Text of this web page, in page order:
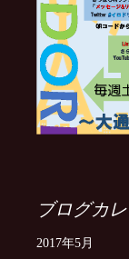
ブログカ
2017年5月